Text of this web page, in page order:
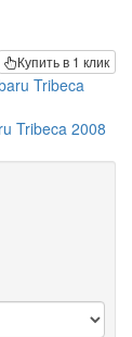
Купить в 1 клик
Tribeca 2008